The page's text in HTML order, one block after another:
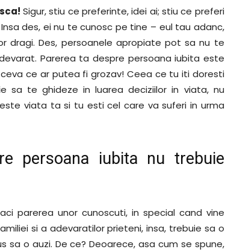
Sigur, stiu ce preferinte, idei ai; stiu ce preferi
des, ei nu te cunosc pe tine – eul tau adanc,
dragi. Des, persoanele apropiate pot sa nu te
Parerea ta despre persoana iubita este
ce ar putea fi grozav! Ceea ce tu iti doresti
te ghideze in luarea deciziilor in viata, nu
viata ta si tu esti cel care va suferi in urma
persoana iubita nu trebuie
parerea unor cunoscuti, in special cand vine
si a adevaratilor prieteni, insa, trebuie sa o
sa o auzi. De ce? Deoarece, asa cum se spune,